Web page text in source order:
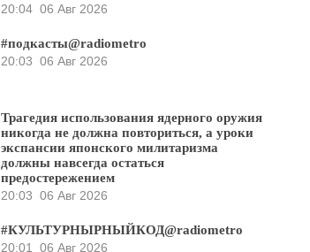
20:04 06 Авг 2026
#подкасты@radiometro
20:03 06 Авг 2026
Трагедия использования ядерного оружия
никогда не должна повториться, а уроки
экспансии японского милитаризма
должны навсегда остаться
предостережением
20:03 06 Авг 2026
#КУЛЬТУРНЫРНЫЙКОД@radiometro
20:01
06 Авг 2026